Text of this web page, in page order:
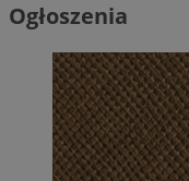
Ogłoszenia